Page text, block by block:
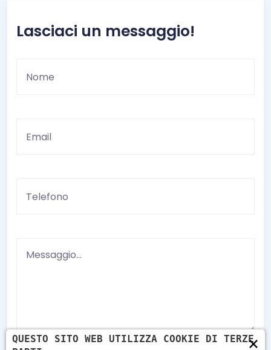
Lasciaci un messaggio!
×
QUESTO SITO WEB UTILIZZA COOKIE DI TERZE